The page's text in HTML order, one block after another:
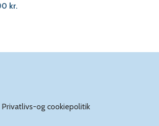
kr.
Privatlivs-og cookiepolitik